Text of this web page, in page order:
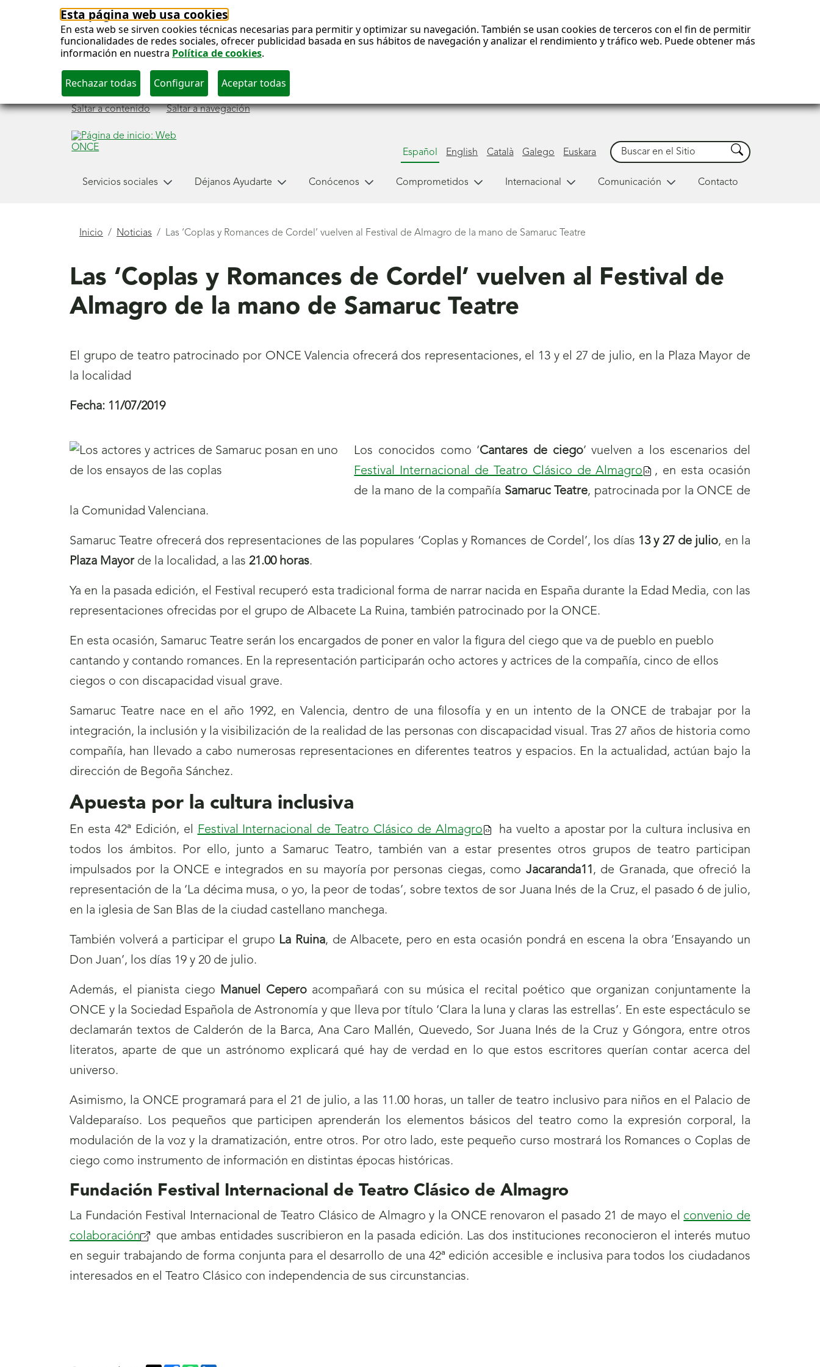
Esta página web usa cookies
En esta web se sirven cookies técnicas necesarias para permitir y optimizar su navegación. También se usan cookies de terceros con el fin de permitir
funcionalidades de redes sociales, ofrecer publicidad basada en sus hábitos de navegación y analizar el rendimiento y tráfico web. Puede obtener más
información en nuestra Política de cookies.
Saltar a contenido Saltar a navegación
Español English Català Galego Euskara
Buscar Buscar
Servicios sociales Déjanos Ayudarte Conócenos Comprometidos Internacional Comunicación Contacto
Está
Inicio Noticias Las ‘Coplas y Romances de Cordel’ vuelven al Festival de Almagro de la mano de Samaruc Teatre
Las ‘Coplas y Romances de Cordel’ vuelven al Festival de
Almagro de la mano de Samaruc Teatre
El grupo de teatro patrocinado por ONCE Valencia ofrecerá dos representaciones, el 13 y el 27 de julio, en la Plaza Mayor de
la localidad
Fecha: 11/07/2019
Los conocidos como ‘Cantares de ciego’ vuelven a los escenarios del
Festival Internacional de Teatro Clásico de Almagro
, en esta ocasión
de la mano de la compañía Samaruc Teatre, patrocinada por la ONCE de
la Comunidad Valenciana.
Samaruc Teatre ofrecerá dos representaciones de las populares ‘Coplas y Romances de Cordel’, los días 13 y 27 de julio, en la
Plaza Mayorde la localidad, a las 21.00 horas.
Ya en la pasada edición, el Festival recuperó esta tradicional forma de narrar nacida en España durante la Edad Media, con las
representaciones ofrecidas por el grupo de Albacete La Ruina, también patrocinado por la ONCE.
En esta ocasión, Samaruc Teatre serán los encargados de poner en valor la figura del ciego que va de pueblo en pueblo
cantando y contando romances. En la representación participarán ocho actores y actrices de la compañía, cinco de ellos
ciegos o con discapacidad visual grave.
Samaruc Teatre nace en el año 1992, en Valencia, dentro de una filosofía y en un intento de la ONCE de trabajar por la
integración, la inclusión y la visibilización de la realidad de las personas con discapacidad visual. Tras 27 años de historia como
compañía, han llevado a cabo numerosas representaciones en diferentes teatros y espacios. En la actualidad, actúan bajo la
dirección de Begoña Sánchez.
Apuesta por la cultura inclusiva
En esta 42ª Edición, el Festival Internacional de Teatro Clásico de Almagro
ha vuelto a apostar por la cultura inclusiva en
todos los ámbitos. Por ello, junto a Samaruc Teatro, también van a estar presentes otros grupos de teatro participan
impulsados por la ONCE e integrados en su mayoría por personas ciegas, como Jacaranda11, de Granada, que ofreció la
representación de la ‘La décima musa, o yo, la peor de todas’, sobre textos de sor Juana Inés de la Cruz, el pasado 6 de julio,
en la iglesia de San Blas de la ciudad castellano manchega.
También volverá a participar el grupo La Ruina, de Albacete, pero en esta ocasión pondrá en escena la obra ‘Ensayando un
Don Juan’, los días 19 y 20 de julio.
Además, el pianista ciego Manuel Ceperoacompañará con su música el recital poético que organizan conjuntamente la
ONCE y la Sociedad Española de Astronomía y que lleva por título ‘Clara la luna y claras las estrellas’. En este espectáculo se
declamarán textos de Calderón de la Barca, Ana Caro Mallén, Quevedo, Sor Juana Inés de la Cruz y Góngora, entre otros
literatos, aparte de que un astrónomo explicará qué hay de verdad en lo que estos escritores querían contar acerca del
universo.
Asimismo, la ONCE programará para el 21 de julio, a las 11.00 horas, un taller de teatro inclusivo para niños en el Palacio de
Valdeparaíso. Los pequeños que participen aprenderán los elementos básicos del teatro como la expresión corporal, la
modulación de la voz y la dramatización, entre otros. Por otro lado, este pequeño curso mostrará los Romances o Coplas de
ciego como instrumento de información en distintas épocas históricas.
Fundación Festival Internacional de Teatro Clásico de Almagro
La Fundación Festival Internacional de Teatro Clásico de Almagro y la ONCE renovaron el pasado 21 de mayo el convenio de
colaboración
que ambas entidades suscribieron en la pasada edición. Las dos instituciones reconocieron el interés mutuo
en seguir trabajando de forma conjunta para el desarrollo de una 42ª edición accesible e inclusiva para todos los ciudadanos
interesados en el Teatro Clásico con independencia de sus circunstancias.